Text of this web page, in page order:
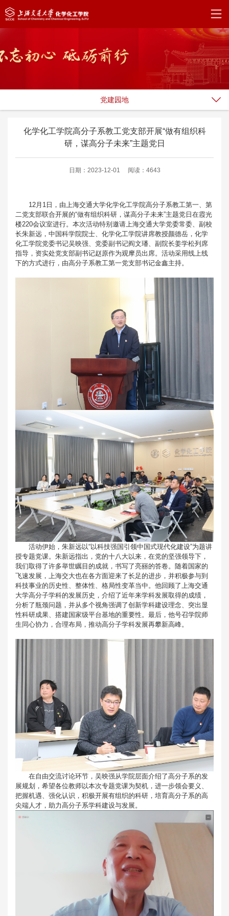
党建园地
化学化工学院高分子系教工党支部开展“做有组织科
研，谋高分子未来”主题党日
日期：2023-12-01 阅读：4643
12月1日，由上海交通大学化学化工学院高分子系教工第一、第
二党支部联合开展的“做有组织科研，谋高分子未来”主题党日在霞光
楼220会议室进行。本次活动特别邀请上海交通大学党委常委、副校
长朱新远，中国科学院院士、化学化工学院讲席教授颜德岳，化学
化工学院党委书记吴映强、党委副书记阎文璠、副院长姜学松列席
指导，资实处党支部副书记赵原作为观摩员出席。活动采用线上线
下的方式进行，由高分子系教工第一党支部书记金鑫主持。
活动伊始，朱新远以“以科技强国引领中国式现代化建设”为题讲
授专题党课。朱新远指出，党的十八大以来，在党的坚强领导下，
我们取得了许多举世瞩目的成就，书写了亮丽的答卷。随着国家的
飞速发展，上海交大也在各方面迎来了长足的进步，并积极参与到
科技事业的历史性、整体性、格局性变革当中。他回顾了上海交通
大学高分子学科的发展历史，介绍了近年来学科发展取得的成绩，
分析了瓶颈问题，并从多个视角强调了创新学科建设理念、突出显
性科研成果、搭建国家级平台基地的重要性。最后，他号召学院师
生同心协力，合理布局，推动高分子学科发展再攀新高峰。
在自由交流讨论环节，吴映强从学院层面介绍了高分子系的发
展规划，希望各位教师以本次专题党课为契机，进一步领会要义、
把握机遇、强化认识，积极开展有组织的科研，培育高分子系的高
尖端人才，助力高分子系学科建设与发展。